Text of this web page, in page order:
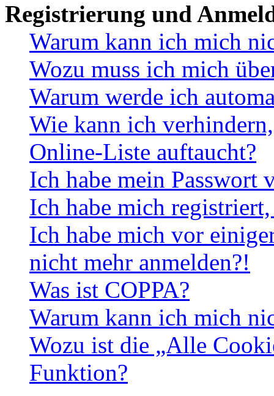
Registrierung und
Warum kann ich mich
Wozu muss ich mich
Warum werde ich
Wie kann ich
Online-Liste auftaucht?
Ich habe mein Passwort
Ich habe mich
Ich habe mich vor
nicht mehr anmelden?!
Was ist COPPA?
Warum kann ich mich
Wozu ist die „Alle
Funktion?